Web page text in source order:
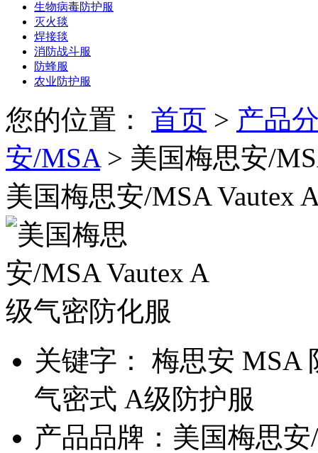
生物病毒防护服
灭火毯
焊接毯
消防战斗服
防蜂服
农业防护服
您的位置： 首页 > 产品
安/MSA> 美国梅思安/
美国梅思安/MSA Vautex
关键字：
梅思安 MSA
气密式 A级防护服
产品品牌： 美国梅思